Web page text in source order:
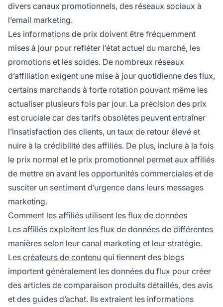
divers canaux promotionnels, des réseaux sociaux à
l’email marketing.
Les informations de prix doivent être fréquemment
mises à jour pour refléter l’état actuel du marché, les
promotions et les soldes. De nombreux réseaux
d’affiliation exigent une mise à jour quotidienne des flux,
certains marchands à forte rotation pouvant même les
actualiser plusieurs fois par jour. La précision des prix
est cruciale car des tarifs obsolètes peuvent entraîner
l’insatisfaction des clients, un taux de retour élevé et
nuire à la crédibilité des affiliés. De plus, inclure à la fois
le prix normal et le prix promotionnel permet aux affiliés
de mettre en avant les opportunités commerciales et de
susciter un sentiment d’urgence dans leurs messages
marketing.
Comment les affiliés utilisent les flux de données
Les affiliés exploitent les flux de données de différentes
manières selon leur canal marketing et leur stratégie.
Les créateurs de contenu qui tiennent des blogs
importent généralement les données du flux pour créer
des articles de comparaison produits détaillés, des avis
et des guides d’achat. Ils extraient les informations